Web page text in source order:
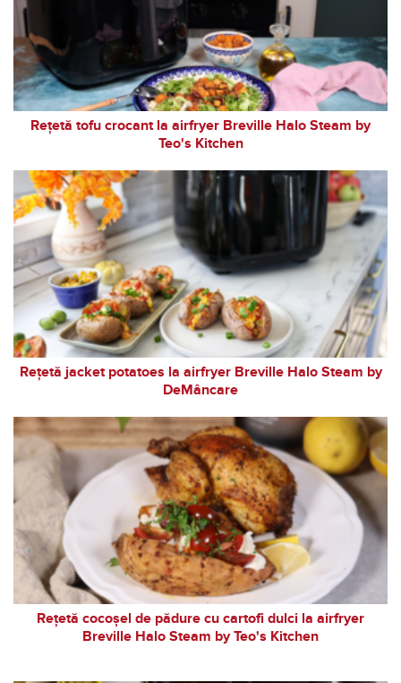
Rețetă tofu crocant la airfryer Breville Halo Steam by
Teo's Kitchen
Rețetă jacket potatoes la airfryer Breville Halo Steam by
DeMâncare
Rețetă cocoșel de pădure cu cartofi dulci la airfryer
Breville Halo Steam by Teo's Kitchen